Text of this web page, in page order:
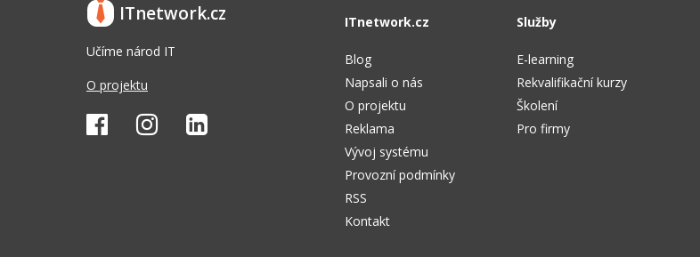
ITnetwork.cz
Učíme národ IT
O projektu
ITnetwork.cz
Blog
Napsali o nás
O projektu
Reklama
Vývoj systému
Provozní podmínky
RSS
Kontakt
Služby
E-learning
Rekvalifikační kurzy
Školení
Pro firmy